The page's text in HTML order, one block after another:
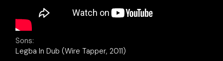
Sons:
Legba In Dub (Wire Tapper, 2011)